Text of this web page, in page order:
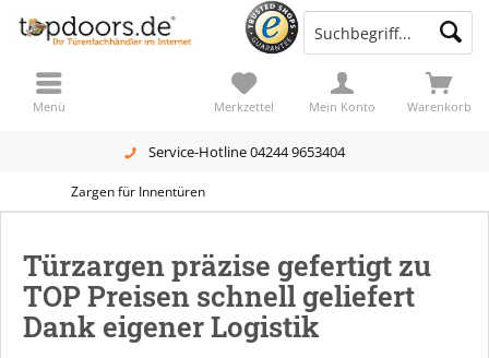
Service-Hotline 04244 9653404
Warenkorb
Merkzettel Mein Konto
Menü
Zargen für Innentüren
Türzargen präzise gefertigt zu
TOP Preisen schnell geliefert
Dank eigener Logistik